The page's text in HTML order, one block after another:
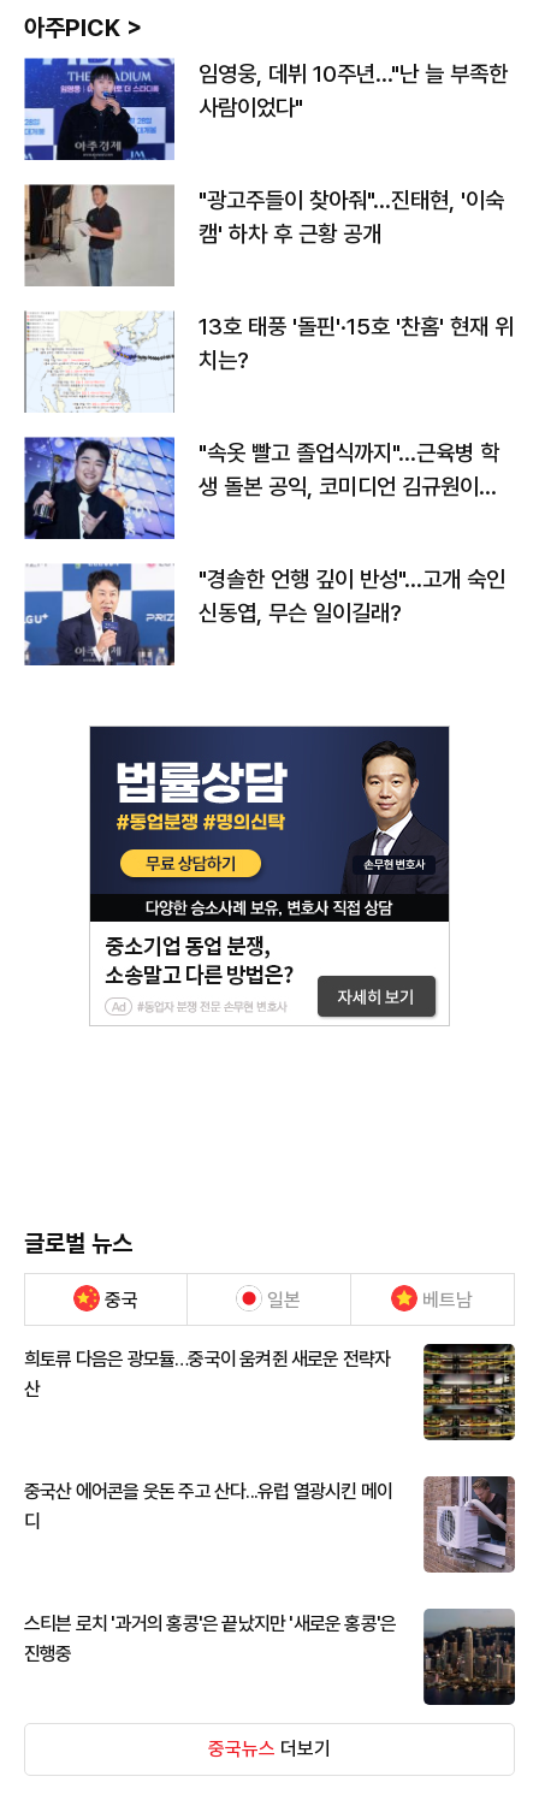
아주PICK >
임영웅, 데뷔 10주년…"난 늘 부족한
사람이었다"
"광고주들이 찾아줘"…진태현, '이숙
캠' 하차 후 근황 공개
13호 태풍 '돌핀'·15호 '찬홈' 현재 위
치는?
"속옷 빨고 졸업식까지"…근육병 학
생 돌본 공익, 코미디언 김규원이었
"경솔한 언행 깊이 반성"…고개 숙인
신동엽, 무슨 일이길래?
글로벌 뉴스
중국 일본 베트남
희토류 다음은 광모듈…중국이 움켜쥔 새로운 전략자
산
중국산 에어콘을 웃돈 주고 산다...유럽 열광시킨 메이
디
스티븐 로치 '과거의 홍콩'은 끝났지만 '새로운 홍콩'은
진행중
중국뉴스 더보기